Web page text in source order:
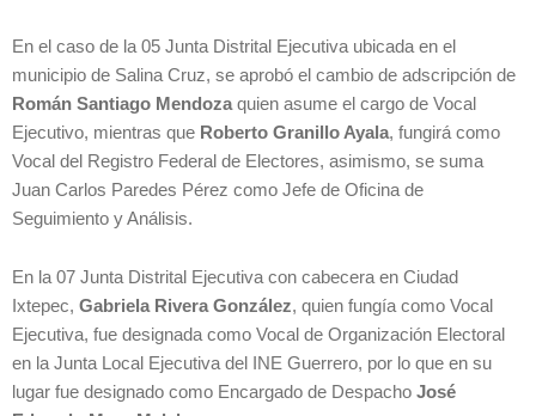
En el caso de la 05 Junta Distrital Ejecutiva ubicada en el
municipio de Salina Cruz, se aprobó el cambio de adscripción de
Román Santiago Mendoza quien asume el cargo de Vocal
Ejecutivo, mientras que Roberto Granillo Ayala, fungirá como
Vocal del Registro Federal de Electores, asimismo, se suma
Juan Carlos Paredes Pérez como Jefe de Oficina de
Seguimiento y Análisis.
En la 07 Junta Distrital Ejecutiva con cabecera en Ciudad
Ixtepec, Gabriela Rivera González, quien fungía como Vocal
Ejecutiva, fue designada como Vocal de Organización Electoral
en la Junta Local Ejecutiva del INE Guerrero, por lo que en su
lugar fue designado como Encargado de Despacho José